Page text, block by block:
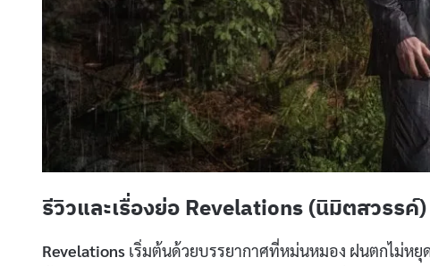
รีวิวและเรื่องย่อ Revelations (นิมิตสวรรค์)
Revelations เริ่มต้นด้วยบรรยากาศที่หม่นหมอง ฝนตกไม่ห